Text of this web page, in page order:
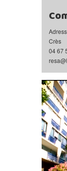
Crès
04 67